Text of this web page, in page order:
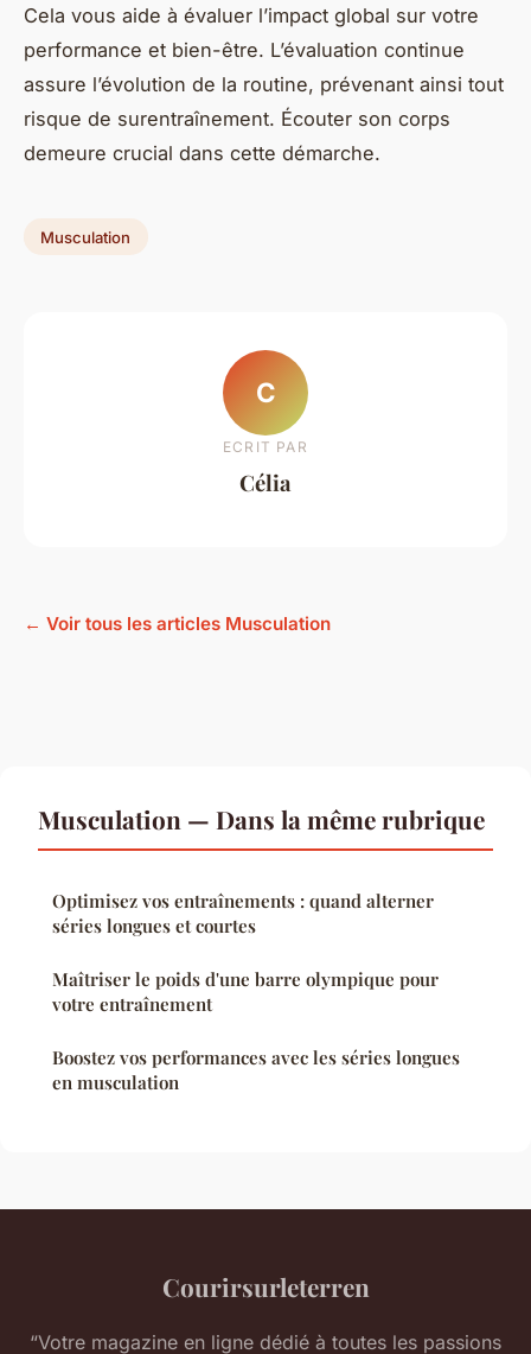
Cela vous aide à évaluer l’impact global sur votre
performance et bien-être. L’évaluation continue
assure l’évolution de la routine, prévenant ainsi tout
risque de surentraînement. Écouter son corps
demeure crucial dans cette démarche.
Musculation
C
ECRIT PAR
Célia
← Voir tous les articles Musculation
Musculation — Dans la même rubrique
Optimisez vos entraînements : quand alterner
séries longues et courtes
Maîtriser le poids d'une barre olympique pour
votre entraînement
Boostez vos performances avec les séries longues
en musculation
Courirsurleterren
“Votre magazine en ligne dédié à toutes les passions